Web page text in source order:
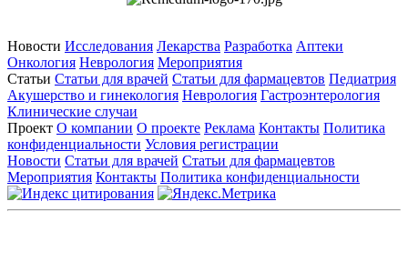
Новости Исследования Лекарства Разработка Аптеки
Онкология Неврология Мероприятия
Статьи Статьи для врачей Статьи для фармацевтов Педиатрия
Акушерство и гинекология Неврология Гастроэнтерология
Клинические случаи
Проект О компании О проекте Реклама Контакты Политика
конфиденциальности Условия регистрации
Новости Статьи для врачей Статьи для фармацевтов
Мероприятия Контакты Политика конфиденциальности